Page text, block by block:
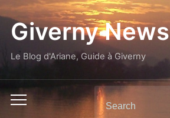
Giverny News
Le Blog d'Ariane, Guide à Giverny
Toggle
Search
for: